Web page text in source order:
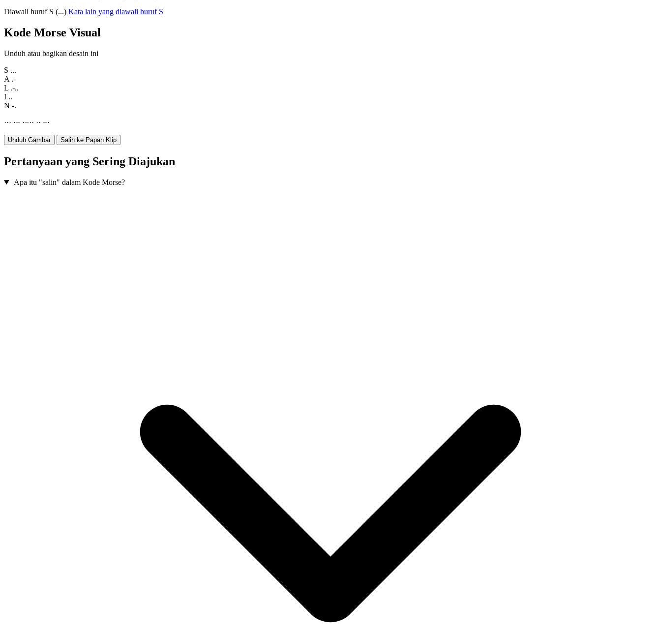
Diawali huruf S (...) Kata lain yang diawali huruf S
Kode Morse Visual
Unduh atau bagikan desain ini
S ...
A .-
L .-..
I ..
N -.
··· ·− ·−·· ·· −·
Unduh Gambar Salin ke Papan Klip
Pertanyaan yang Sering Diajukan
Apa itu "salin" dalam Kode Morse?